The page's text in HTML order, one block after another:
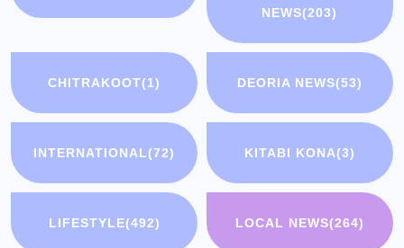
NEWS(203)
CHITRAKOOT(1) DEORIA NEWS(53)
INTERNATIONAL(72) KITABI KONA(3)
LIFESTYLE(492) LOCAL NEWS(264)